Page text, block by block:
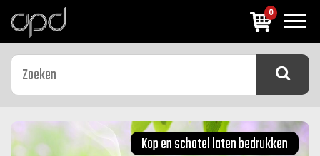
0
Previous
Next
Kop en schotel laten bedrukken